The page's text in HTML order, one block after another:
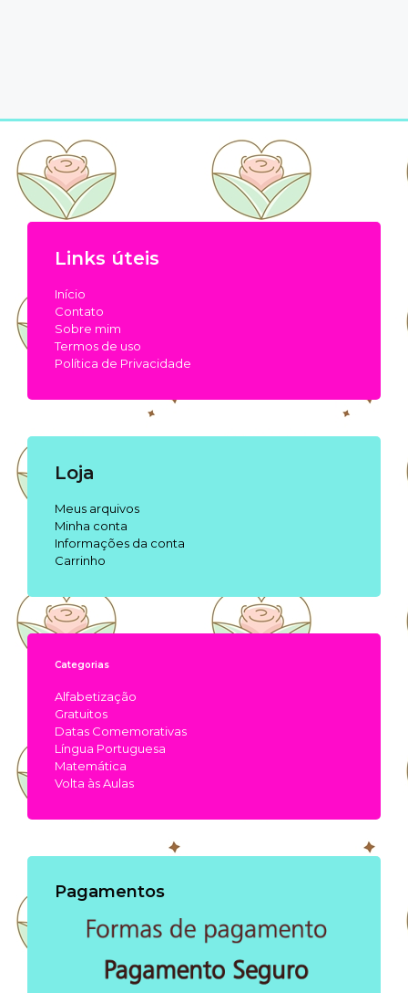
Links úteis
Início
Contato
Sobre mim
Termos de uso
Política de Privacidade
Loja
Meus arquivos
Minha conta
Informações da conta
Carrinho
Categorias
Alfabetização
Gratuitos
Datas Comemorativas
Língua Portuguesa
Matemática
Volta às Aulas
Pagamentos